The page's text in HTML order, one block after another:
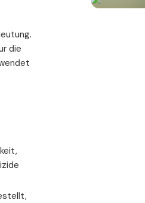
trägt zu einer normalen
trägt zum
die